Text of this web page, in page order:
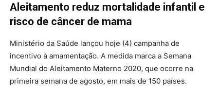
Aleitamento reduz mortalidade infantil e
risco de câncer de mama
Ministério da Saúde lançou hoje (4) campanha de
incentivo à amamentação. A medida marca a Semana
Mundial do Aleitamento Materno 2020, que ocorre na
primeira semana de agosto, em mais de 150 países.